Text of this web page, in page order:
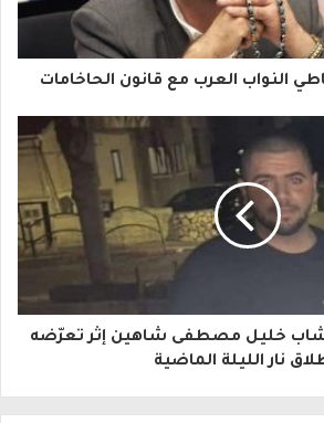
النواب العرب مع قانون الحاخامات
خليل مصطفى شاهين إثر تعرّضه
نار الليلة الماضية